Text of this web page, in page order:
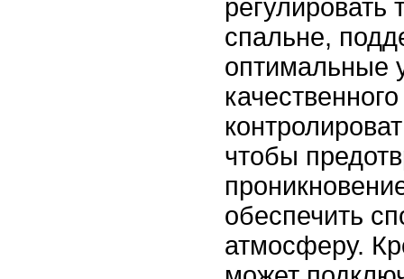
регулировать
спальне,
оптимальные
чтобы
обеспечить
атмосферу.